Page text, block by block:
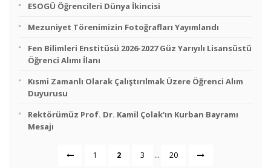
ESOGÜ Öğrencileri Dünya İkincisi
Mezuniyet Törenimizin Fotoğrafları Yayımlandı
Fen Bilimleri Enstitüsü 2026-2027 Güz Yarıyılı Lisansüstü
Öğrenci Alımı İlanı
Kısmi Zamanlı Olarak Çalıştırılmak Üzere Öğrenci Alım
Duyurusu
Rektörümüz Prof. Dr. Kamil Çolak'ın Kurban Bayramı
Mesajı
1 2 3 ... 20